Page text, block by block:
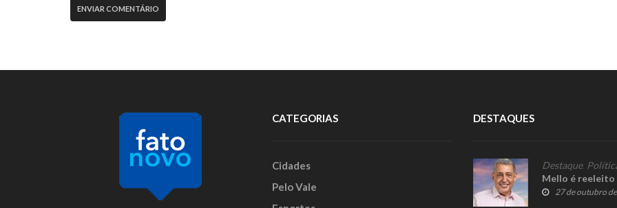
CATEGORIAS
Cidades
Pelo Vale
DESTAQUES
Destaque,
Mello é reeleito
27 de outubro